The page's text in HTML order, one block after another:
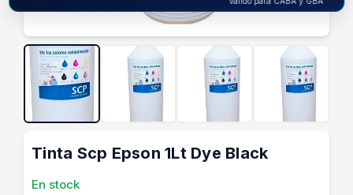
Tinta Scp Epson 1Lt Dye Black
En stock